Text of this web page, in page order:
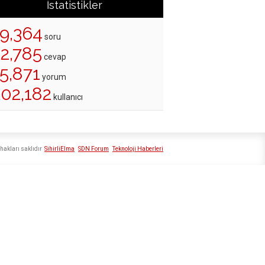
İstatistikler
soru
cevap
yorum
kullanıcı
SihirliElma SDN Forum Teknoloji Haberleri
saklıdır